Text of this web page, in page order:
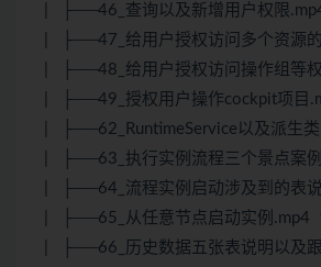
| ├──46_查询以及新增用户权限
| ├──47_给用户授权访问多个资源
| ├──48_给用户授权访问操作组等
| ├──49_授权用户操作cockpit项目
| ├──62_RuntimeService以及派生
| ├──63_执行实例流程三个景点案
| ├──64_流程实例启动涉及到的表
| ├──65_从任意节点启动实例.mp4
| ├──66_历史数据五张表说明以及